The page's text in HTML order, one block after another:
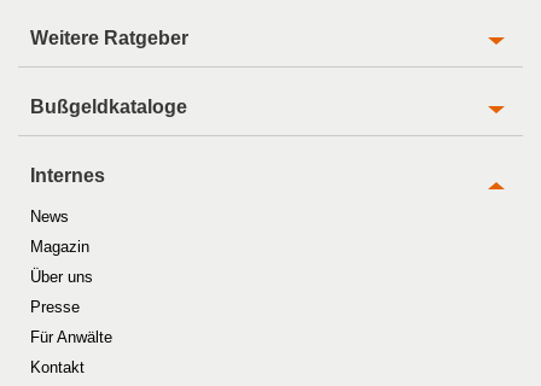
Weitere Ratgeber
Bußgeldkataloge
Internes
News
Magazin
Über uns
Presse
Für Anwälte
Kontakt